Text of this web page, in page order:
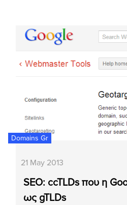
Domains Gr
21 May 2013
SEO: ccTLDs που η
ως gTLDs